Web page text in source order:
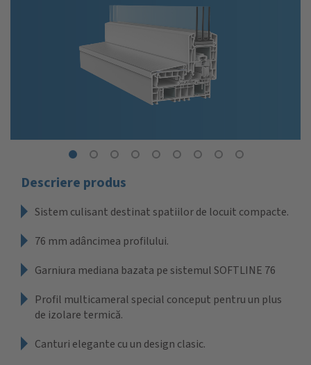
Descriere produs
Sistem culisant destinat spatiilor de locuit compacte.
76 mm adâncimea profilului.
Garniura mediana bazata pe sistemul SOFTLINE 76
Profil multicameral special conceput pentru un plus
de izolare termică.
Canturi elegante cu un design clasic.